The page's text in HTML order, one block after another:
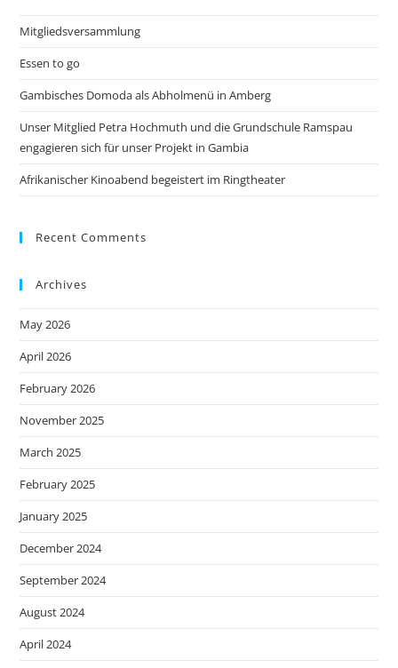
Mitgliedsversammlung
Essen to go
Gambisches Domoda als Abholmenü in Amberg
Unser Mitglied Petra Hochmuth und die Grundschule Ramspau
engagieren sich für unser Projekt in Gambia
Afrikanischer Kinoabend begeistert im Ringtheater
Recent Comments
Archives
May 2026
April 2026
February 2026
November 2025
March 2025
February 2025
January 2025
December 2024
September 2024
August 2024
April 2024